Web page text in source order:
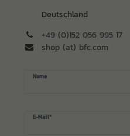
Deutschland
+49 (0)152 056 995 17
shop (at) bfc.com
Name
E-Mail*